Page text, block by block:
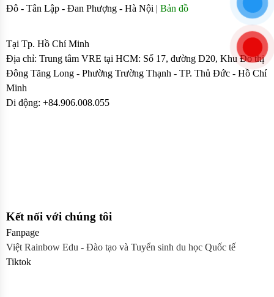
Đô - Tân Lập - Đan Phượng - Hà Nội | Bản đồ
Tại Tp. Hồ Chí Minh
Địa chỉ: Trung tâm VRE tại HCM: Số 17, đường D20, Khu Đô thị
Đông Tăng Long - Phường Trường Thạnh - TP. Thủ Đức - Hồ Chí
Minh
Di động: +84.906.008.055
Kết nối với chúng tôi
Fanpage
Việt Rainbow Edu - Đào tạo và Tuyển sinh du học Quốc tế
Tiktok